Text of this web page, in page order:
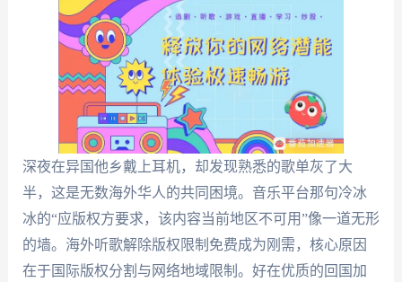
深夜在异国他乡戴上耳机，却发现熟悉的歌单灰了大
半，这是无数海外华人的共同困境。音乐平台那句冷冰
冰的“应版权方要求，该内容当前地区不可用”像一道无形
的墙。海外听歌解除版权限制免费成为刚需，核心原因
在于国际版权分割与网络地域限制。好在优质的回国加